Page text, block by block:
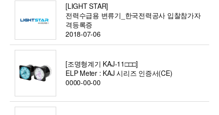
[LIGHT STAR]
전력수급용 변류기_한국전력공사 입찰참가자
격등록증
2018-07-06
[조명형계기 KAJ-11□□□]
ELP Meter : KAJ 시리즈 인증서(CE)
0000-00-00